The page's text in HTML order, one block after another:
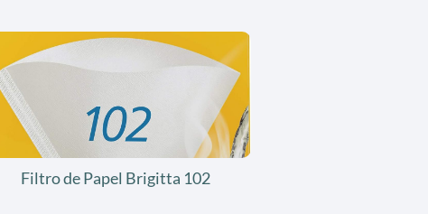
Filtro de Papel Brigitta 102